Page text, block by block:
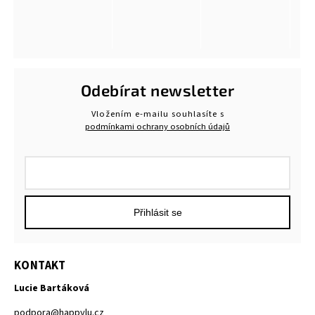
KONTAKT
Lucie Bartáková
Odebírat newsletter
Vložením e-mailu souhlasíte s
podmínkami ochrany osobních údajů
Přihlásit se